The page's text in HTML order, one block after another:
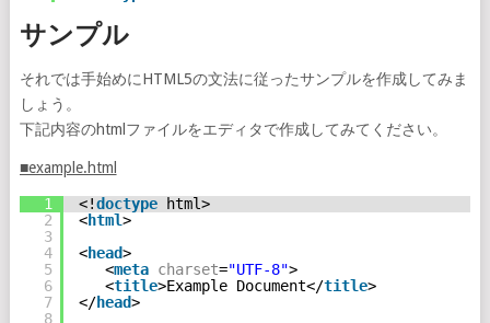
サンプル
それでは手始めにHTML5の文法に従ったサンプルを作成してみま
しょう。
下記内容のhtmlファイルをエディタで作成してみてください。
■example.html
1
2
3
4
5
6
7
8
<!doctype
html>
<html>
<head>
<meta charset="UTF-8">
<title>Example Document</title>
</head>